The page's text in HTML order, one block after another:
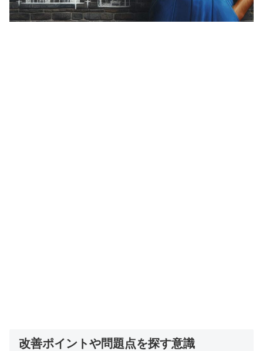
改善ポイントや問題点を探す意識